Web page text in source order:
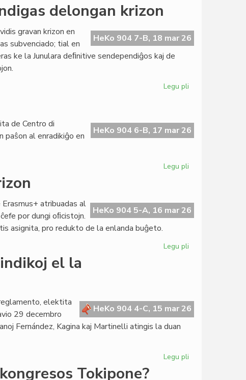
obolo
kreu
delongan krizon
HeKo 904 7-B, 18 mar 26
gravan krizon en
subvenciado; tial en
ke la Junulara deﬁnitive sendependiĝos kaj de
Legu pli
delongan
krizon
HeKo 904 6-B, 17 mar 26
de Centro di
paŝon al enradikiĝo en
Legu pli
Pavio
HeKo 904 5-A, 16 mar 26
Erasmus+ atribuadas al
por dungi oﬁcistojn.
asignita, pro redukto de la enlanda buĝeto.
Legu pli
el la
HeKo 904 4-C, 15 mar 26
elektita
29 decembro
Fernández, Kagina kaj Martinelli atingis la duan
Legu pli
Tokipone?